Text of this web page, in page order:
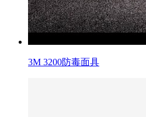
3M 3200防毒面具